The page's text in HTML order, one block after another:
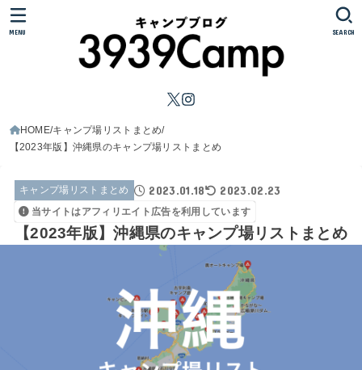
SEARCH
MENU
HOME キャンプ場リストまとめ
【2023年版】沖縄県のキャンプ場リストまとめ
キャンプ場リストまとめ 2023.01.18 2023.02.23
当サイトはアフィリエイト広告を利用しています
【2023年版】沖縄県のキャンプ場リストまとめ